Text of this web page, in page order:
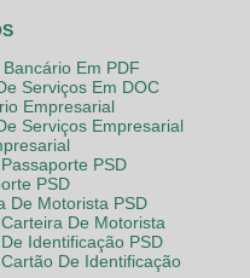
Em PDF
Serviços Em DOC
Empresarial
Serviços Empresarial
PSD
PSD
De Motorista PSD
De Motorista
Identificação PSD
De Identificação